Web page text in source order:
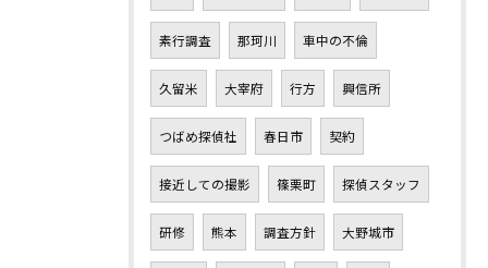
素行調査 那珂川 車中の不倫
久留米 大宰府 行方 興信所
つばめ探偵社 春日市 契約
接近しての撮影 篠栗町 探偵スタッフ
研修 熊本 調査方針 大野城市